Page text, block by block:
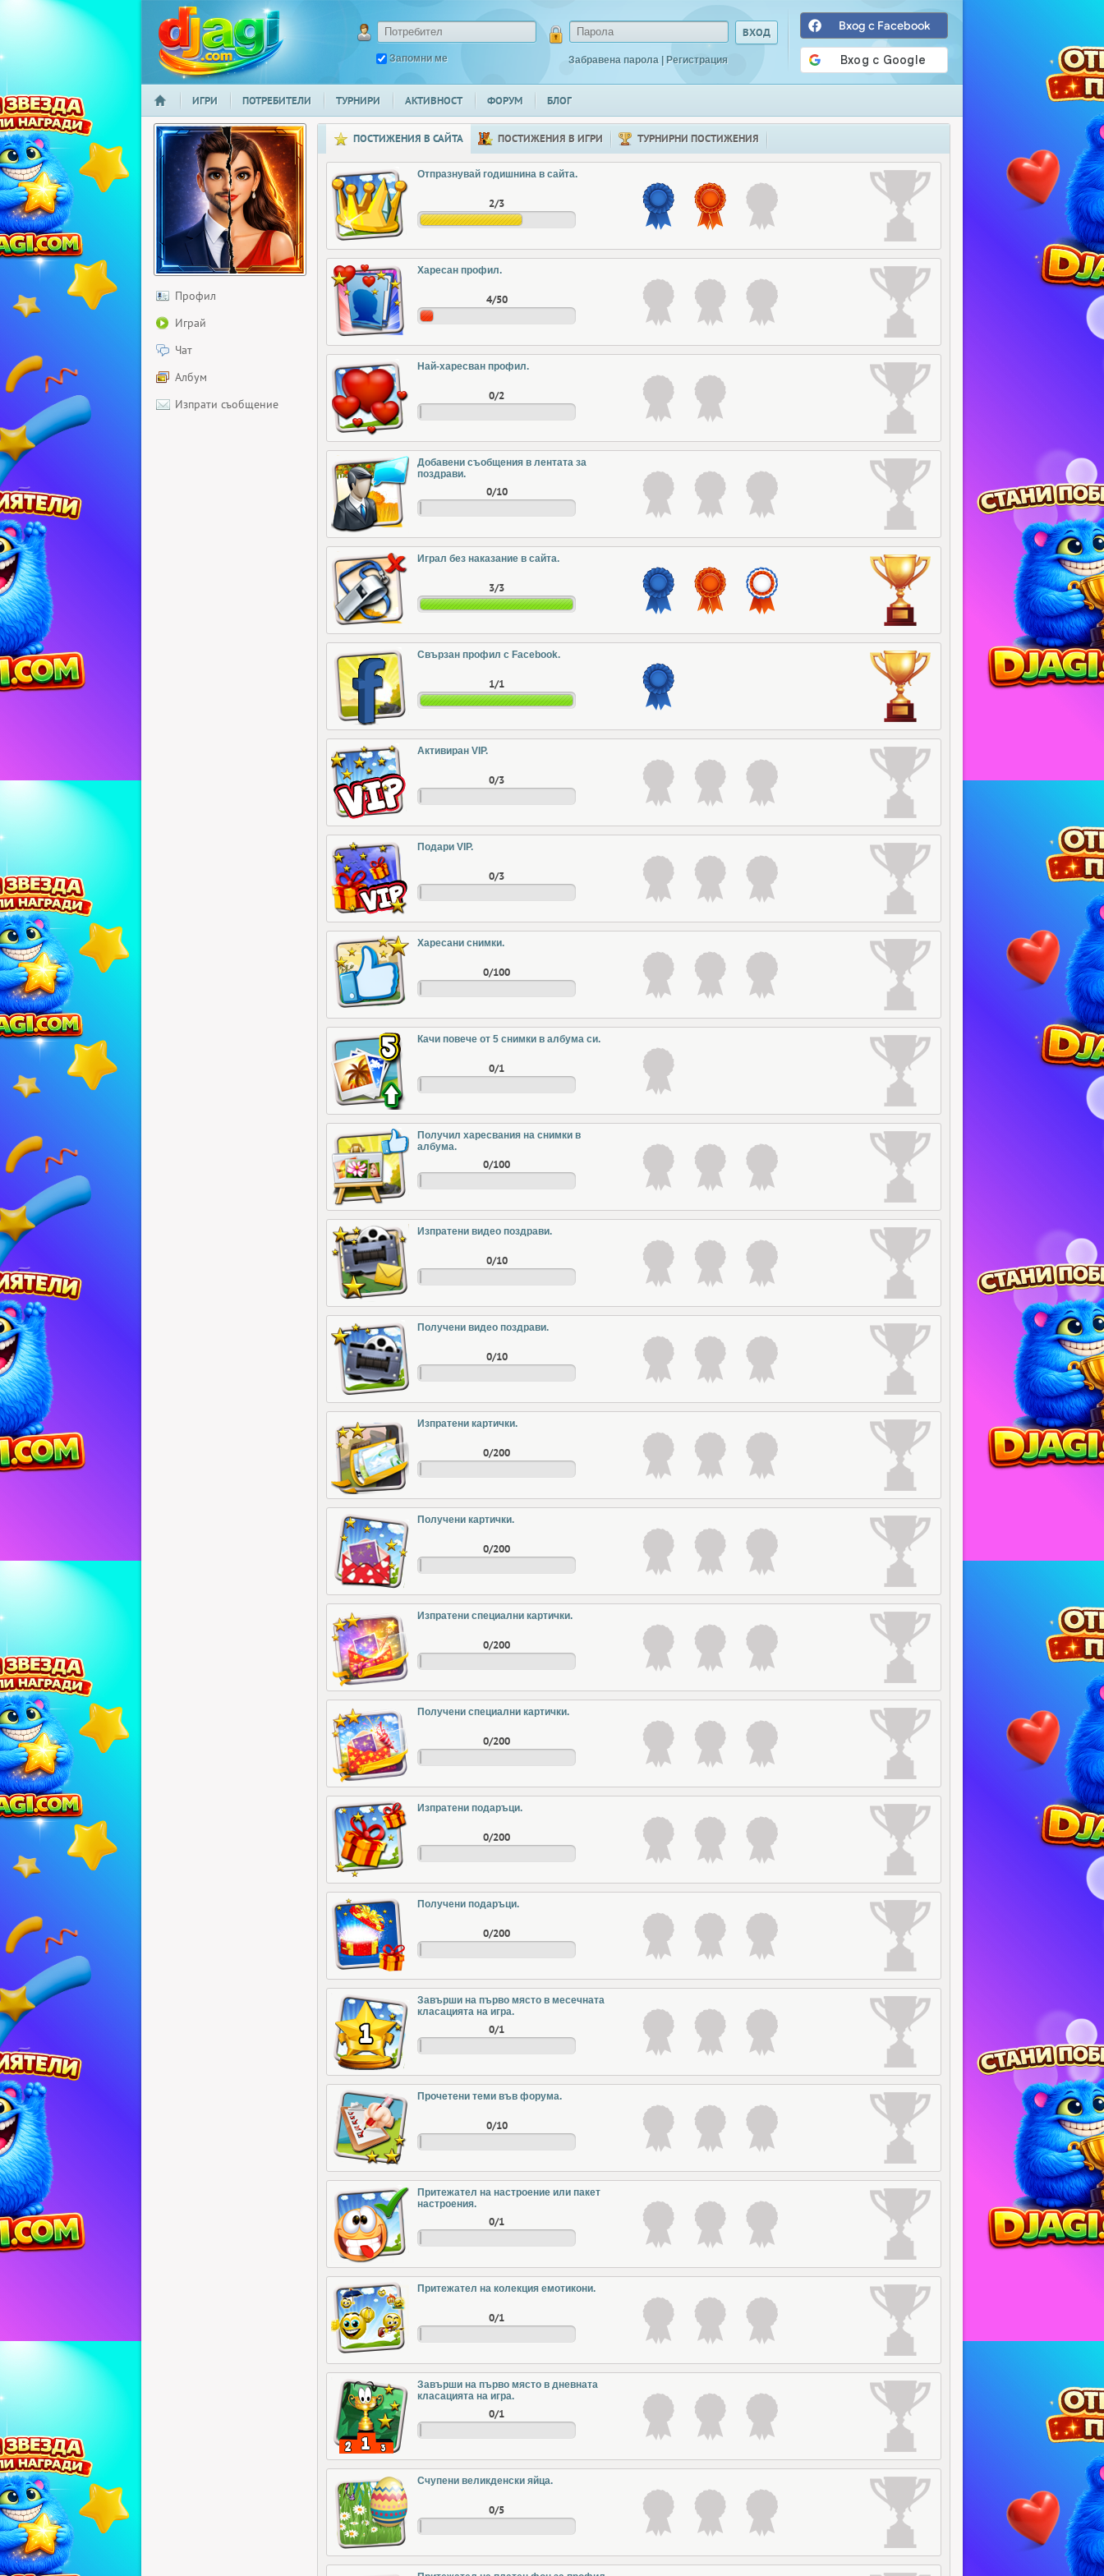
djagi.com
Запомни ме Забравена парола | Регистрация
Вход с Facebook
НАЧАЛО
ИГРИ ПОТРЕБИТЕЛИ ТУРНИРИ АКТИВНОСТ ФОРУМ БЛОГ
Профил
Играй
Чат
Албум
Изпрати съобщение
ПОСТИЖЕНИЯ В САЙТА ПОСТИЖЕНИЯ В ИГРИ ТУРНИРНИ ПОСТИЖЕНИЯ
Отпразнувай годишнина в сайта.
2/3
Харесан профил.
4/50
Най-харесван профил.
0/2
Добавени съобщения в лентата за
поздрави.
0/10
Играл без наказание в сайта.
3/3
Свързан профил с Facebook.
1/1
Активиран VIP.
0/3
Подари VIP.
0/3
Харесани снимки.
0/100
Качи повече от 5 снимки в албума си.
0/1
Получил харесвания на снимки в
албума.
0/100
Изпратени видео поздрави.
0/10
Получени видео поздрави.
0/10
Изпратени картички.
0/200
Получени картички.
0/200
Изпратени специални картички.
0/200
Получени специални картички.
0/200
Изпратени подаръци.
0/200
Получени подаръци.
0/200
Завърши на първо място в месечната
класацията на игра.
0/1
Прочетени теми във форума.
0/10
Притежател на настроение или пакет
настроения.
0/1
Притежател на колекция емотикони.
0/1
Завърши на първо място в дневната
класацията на игра.
0/1
Счупени великденски яйца.
0/5